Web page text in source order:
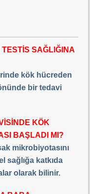
SAĞLIĞINA
kök hücreden
bir tedavi
KÖK
BAŞLADI MI?
mikrobiyotasını
sağlığa katkıda
olarak bilinir.